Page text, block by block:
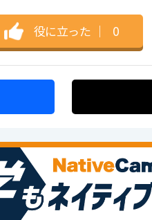
役に立った ｜ 0